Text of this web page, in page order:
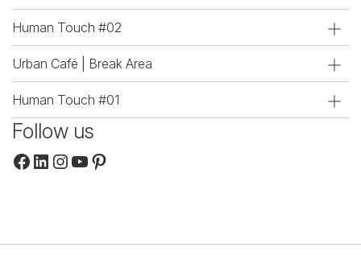
Human Touch #02
Urban Café | Break Area
Human Touch #01
Follow us
Facebook
LinkedIn
Instagram
YouTube
Pinterest